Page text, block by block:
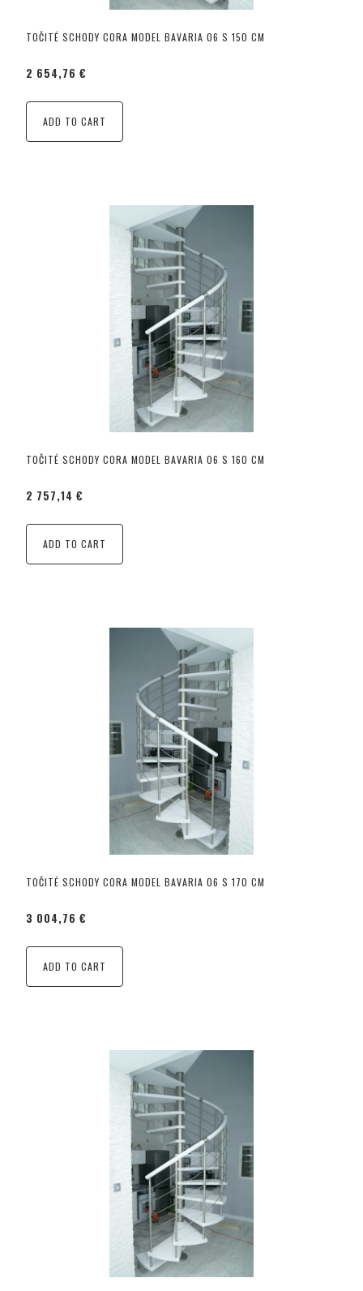
TOČITÉ SCHODY CORA MODEL BAVARIA 06 S 150 CM
2 654,76 €
ADD TO CART
TOČITÉ SCHODY CORA MODEL BAVARIA 06 S 160 CM
2 757,14 €
ADD TO CART
TOČITÉ SCHODY CORA MODEL BAVARIA 06 S 170 CM
3 004,76 €
ADD TO CART